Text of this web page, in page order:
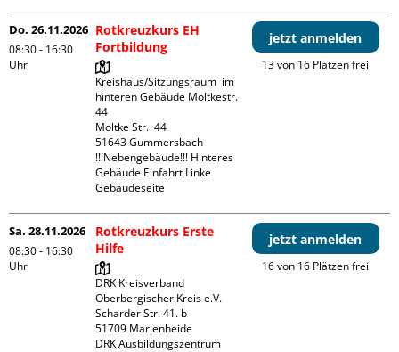
Do. 26.11.2026
08:30 - 16:30
Uhr
Rotkreuzkurs EH
Fortbildung
Kreishaus/Sitzungsraum  im
hinteren Gebäude Moltkestr.
44
Moltke Str.  44
51643 Gummersbach
!!!Nebengebäude!!! Hinteres
Gebäude Einfahrt Linke
Gebäudeseite
jetzt anmelden
13 von 16 Plätzen frei
Sa. 28.11.2026
08:30 - 16:30
Uhr
Rotkreuzkurs Erste
Hilfe
DRK Kreisverband
Oberbergischer Kreis e.V.
Scharder Str. 41. b
51709 Marienheide
DRK Ausbildungszentrum
jetzt anmelden
16 von 16 Plätzen frei